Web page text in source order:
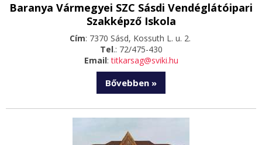
Baranya Vármegyei SZC Sásdi Vendéglátóipari
Szakképző Iskola
Cím: 7370 Sásd, Kossuth L. u. 2.
Tel.: 72/475-430
Email:titkarsag@sviki.hu
Bővebben »